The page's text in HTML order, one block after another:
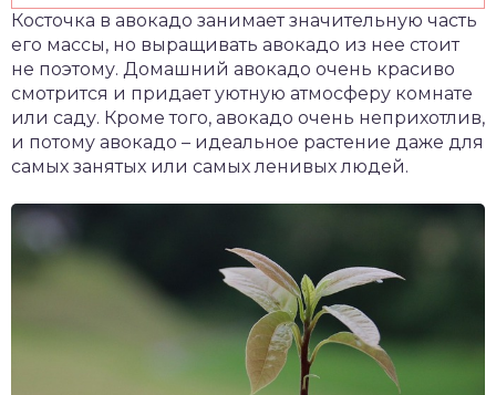
Косточка в авокадо занимает значительную часть
его массы, но выращивать авокадо из нее стоит
не поэтому. Домашний авокадо очень красиво
смотрится и придает уютную атмосферу комнате
или саду. Кроме того, авокадо очень неприхотлив,
и потому авокадо – идеальное растение даже для
самых занятых или самых ленивых людей.